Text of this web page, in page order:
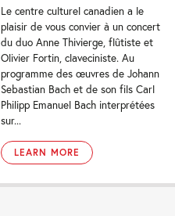
Le centre culturel canadien a le
plaisir de vous convier à un concert
du duo Anne Thivierge, flûtiste et
Olivier Fortin, claveciniste. Au
programme des œuvres de Johann
Sebastian Bach et de son fils Carl
Philipp Emanuel Bach interprétées
sur...
LEARN MORE